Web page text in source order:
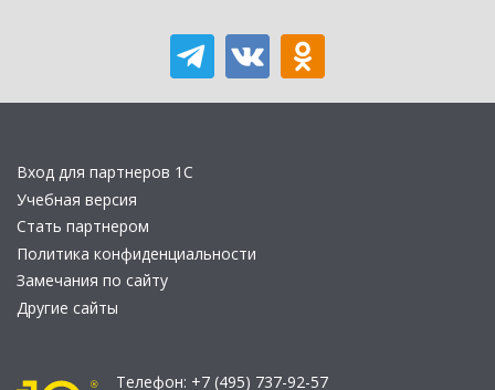
Вход для партнеров 1С
Учебная версия
Стать партнером
Политика конфиденциальности
Замечания по сайту
Другие сайты
Телефон: +7 (495) 737-92-57